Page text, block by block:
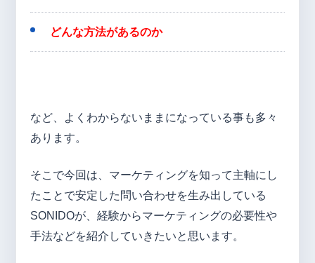
どんな方法があるのか
など、よくわからないままになっている事も多々
あります。
そこで今回は、マーケティングを知って主軸にし
たことで安定した問い合わせを生み出している
SONIDOが、経験からマーケティングの必要性や
手法などを紹介していきたいと思います。